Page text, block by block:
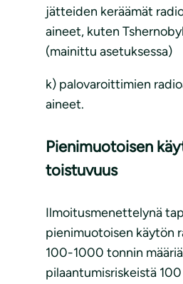
jätteiden keräämät
aineet, kuten
(mainittu asetuksessa)
k) palovaroittimien
aineet.
Pienimuotoisen
toistuvuus
Ilmoitusmenettelynä
pienimuotoisen käytön
100-1000 tonnin
pilaantumisriskeistä